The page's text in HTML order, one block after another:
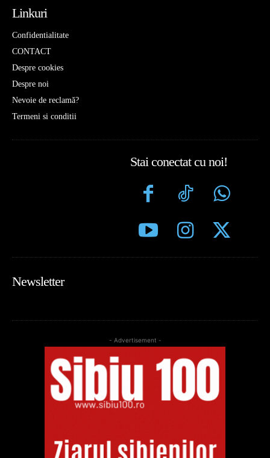
Linkuri
Confidentialitate
CONTACT
Despre cookies
Despre noi
Nevoie de reclamă?
Termeni si conditii
Stai conectat cu noi!
Newsletter
- Advertisement -